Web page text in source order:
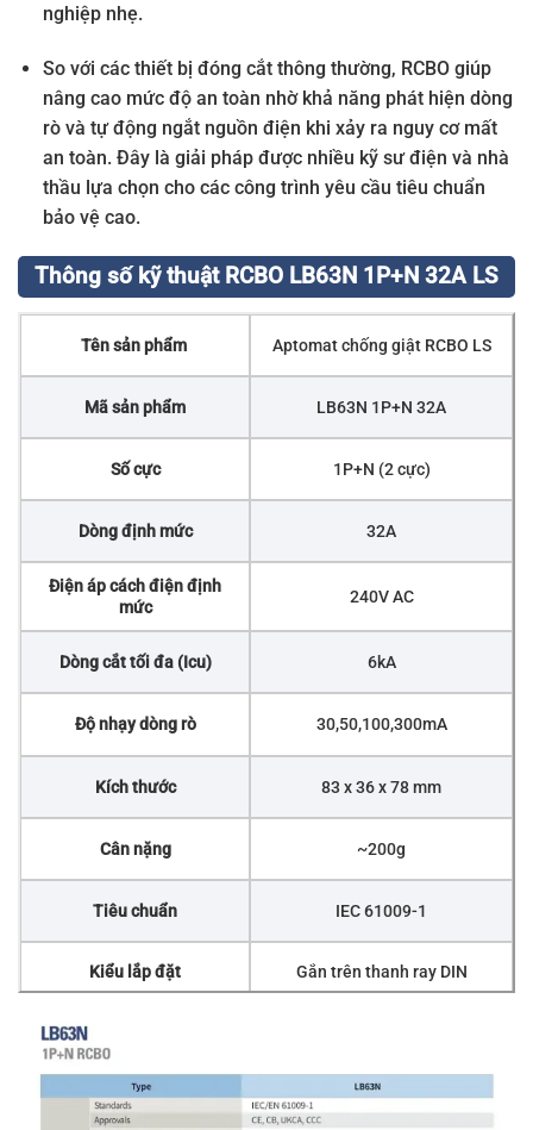
nghiệp nhẹ.
So với các thiết bị đóng cắt thông thường, RCBO giúp
nâng cao mức độ an toàn nhờ khả năng phát hiện dòng
rò và tự động ngắt nguồn điện khi xảy ra nguy cơ mất
an toàn. Đây là giải pháp được nhiều kỹ sư điện và nhà
thầu lựa chọn cho các công trình yêu cầu tiêu chuẩn
bảo vệ cao.
Thông số kỹ thuật RCBO LB63N 1P+N 32A LS
Tên sản phẩm Aptomat chống giật RCBO LS
Mã sản phẩm LB63N 1P+N 32A
Số cực 1P+N (2 cực)
Dòng định mức 32A
Điện áp cách điện định
mức
240V AC
Dòng cắt tối đa (Icu) 6kA
Độ nhạy dòng rò 30,50,100,300mA
Kích thước 83 x 36 x 78 mm
Cân nặng ~200g
Tiêu chuẩn IEC 61009-1
Kiểu lắp đặt Gắn trên thanh ray DIN